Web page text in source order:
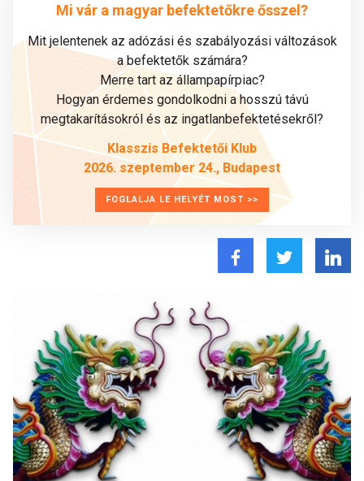
Mi vár a magyar befektetőkre ősszel?
Mit jelentenek az adózási és szabályozási változások
a befektetők számára?
Merre tart az állampapírpiac?
Hogyan érdemes gondolkodni a hosszú távú
megtakarításokról és az ingatlanbefektetésekről?
Klasszis Befektetői Klub
2026. szeptember 24., Budapest
FOGLALJA LE HELYÉT MOST >>